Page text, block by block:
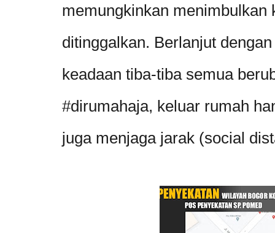
memungkinkan menimbulkan
ditinggalkan. Berlanjut
keadaan tiba-tiba semua
#dirumahaja, keluar rumah
juga menjaga jarak (social